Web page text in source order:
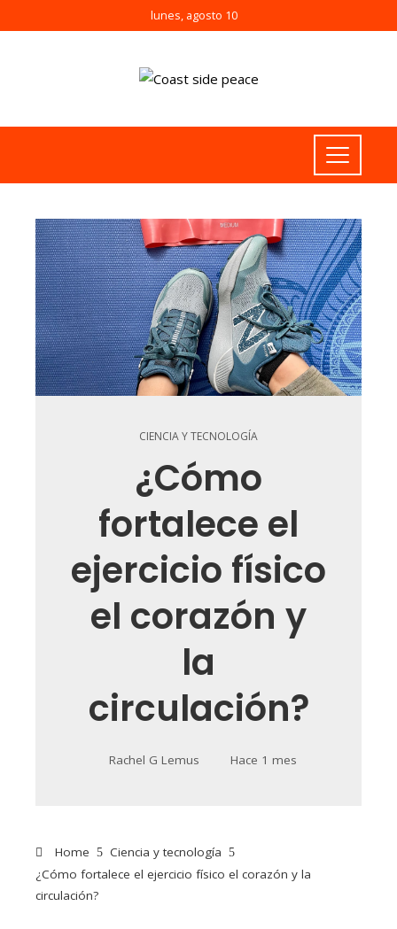
lunes, agosto 10
CIENCIA Y TECNOLOGÍA
¿Cómo
fortalece el
ejercicio físico
el corazón y
la
circulación?
Rachel G Lemus Hace 1 mes
Home
Ciencia y tecnología
¿Cómo fortalece el ejercicio físico el corazón y la
circulación?